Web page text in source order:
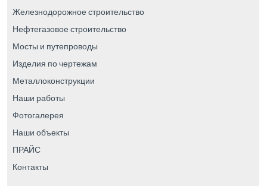
Железнодорожное строительство
Нефтегазовое строительство
Мосты и путепроводы
Изделия по чертежам
Металлоконструкции
Наши работы
Фотогалерея
Наши объекты
ПРАЙС
Контакты